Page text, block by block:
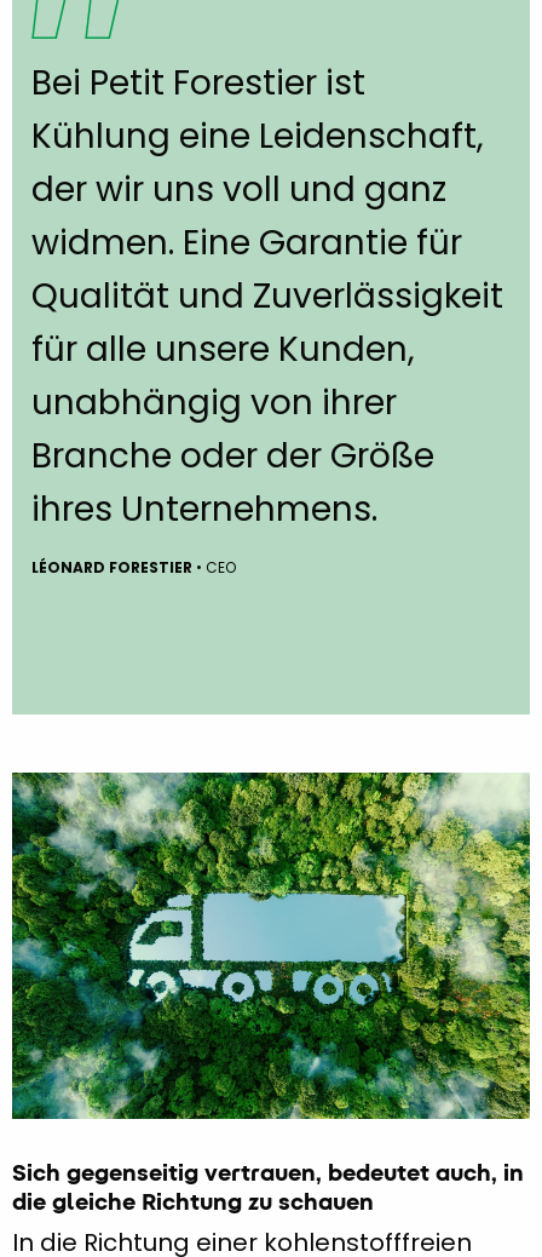
Bei Petit Forestier ist
Kühlung eine Leidenschaft,
der wir uns voll und ganz
widmen. Eine Garantie für
Qualität und Zuverlässigkeit
für alle unsere Kunden,
unabhängig von ihrer
Branche oder der Größe
ihres Unternehmens.
LÉONARD FORESTIER • CEO
Sich gegenseitig vertrauen, bedeutet auch, in
die gleiche Richtung zu schauen
In die Richtung einer kohlenstofffreien